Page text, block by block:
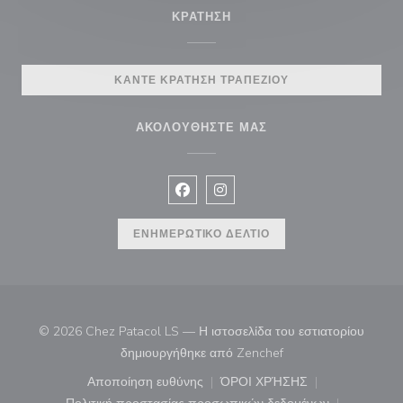
ΚΡΆΤΗΣΗ
ΚΆΝΤΕ ΚΡΆΤΗΣΗ ΤΡΑΠΕΖΙΟΎ
ΑΚΟΛΟΥΘΉΣΤΕ ΜΑΣ
Facebook ((ανοίγει σε νέο
Instagram ((ανοίγει σε νέο
ΕΝΗΜΕΡΩΤΙΚΌ ΔΕΛΤΊΟ
© 2026 Chez Patacol LS — Η ιστοσελίδα του εστιατορίου
δημιουργήθηκε από Zenchef((ανοίγει σε νέο
Αποποίηση ευθύνης
((ανοίγει σε νέο παράθυρο))
ΌΡΟΙ ΧΡΉΣΗΣ
((ανοίγει σε νέο